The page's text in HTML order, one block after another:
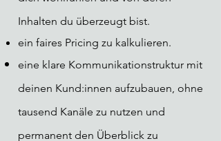
Inhalten du überzeugt bist.
ein faires Pricing zu kalkulieren.
eine klare Kommunikationstruktur mit
deinen Kund:innen aufzubauen, ohne
tausend Kanäle zu nutzen und
permanent den Überblick zu